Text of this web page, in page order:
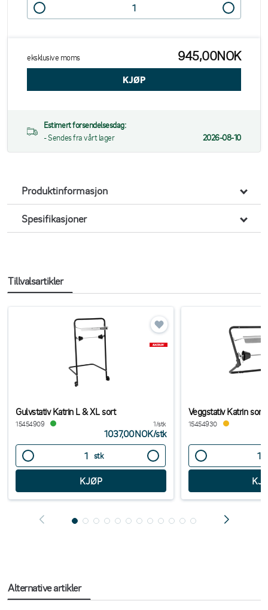
eksklusive moms 945,00NOK
Estimert forsendelsesdag:
- Sendes fra vårt lager
2026-08-10
Produktinformasjon
Spesifikasjoner
Tillvalsartikler
Gulvstativ Katrin L & XL sort
15454909 1/stk
1037,00NOK/stk
stk
Veggstativ Katrin sort
15454930
Alternative artikler